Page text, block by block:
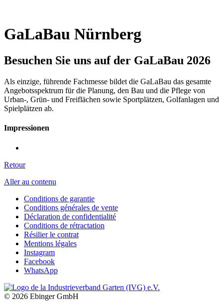
GaLaBau Nürnberg
Besuchen Sie uns auf der GaLaBau 2026
Als einzige, führende Fachmesse bildet die GaLaBau das gesamte
Angebotsspektrum für die Planung, den Bau und die Pflege von
Urban-, Grün- und Freiflächen sowie Sportplätzen, Golfanlagen und
Spielplätzen ab.
Impressionen
Retour
Aller au contenu
Conditions de garantie
Conditions générales de vente
Déclaration de confidentialité
Conditions de rétractation
Résilier le contrat
Mentions légales
Instagram
Facebook
WhatsApp
© 2026 Ebinger GmbH